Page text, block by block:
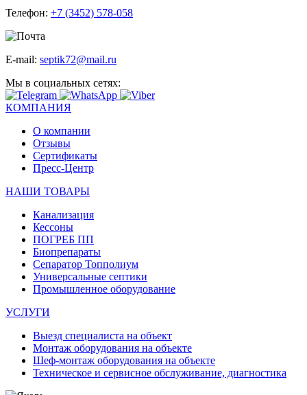
Телефон: +7 (3452) 578-058
E-mail: septik72@mail.ru
Мы в социальных сетях:
КОМПАНИЯ
О компании
Отзывы
Сертификаты
Пресс-Центр
НАШИ ТОВАРЫ
Канализация
Кессоны
ПОГРЕБ ПП
Биопрепараты
Сепаратор Топполиум
Универсальные септики
Промышленное оборудование
УСЛУГИ
Выезд специалиста на объект
Монтаж оборудования на объекте
Шеф-монтаж оборудования на объекте
Техническое и сервисное обслуживание, диагностика